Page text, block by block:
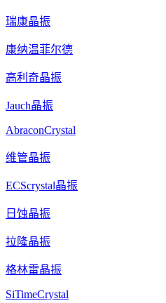
瑞康晶振
康纳温菲尔德
高利奇晶振
Jauch晶振
AbraconCrystal
维管晶振
ECScrystal晶振
日蚀晶振
拉隆晶振
格林雷晶振
SiTimeCrystal